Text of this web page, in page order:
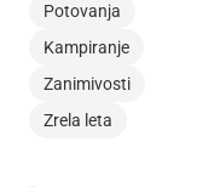
Potovanja
Kampiranje
Zanimivosti
Zrela leta